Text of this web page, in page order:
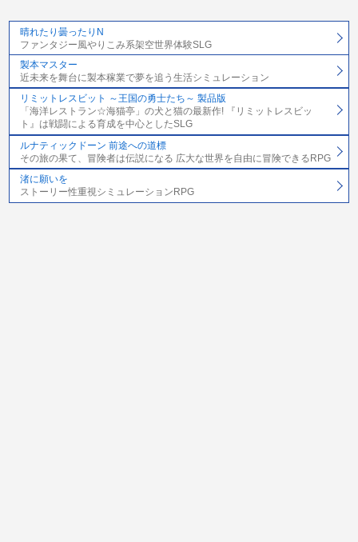
晴れたり曇ったりN
ファンタジー風やりこみ系架空世界体験SLG
製本マスター
近未来を舞台に製本稼業で夢を追う生活シミュレーション
リミットレスビット ～王国の勇士たち～ 製品版
「海洋レストラン☆海猫亭」の犬と猫の最新作! 『リミットレスビッ
ト』は戦闘による育成を中心としたSLG
ルナティックドーン 前途への道標
その旅の果て、冒険者は伝説になる 広大な世界を自由に冒険できるRPG
渚に願いを
ストーリー性重視シミュレーションRPG